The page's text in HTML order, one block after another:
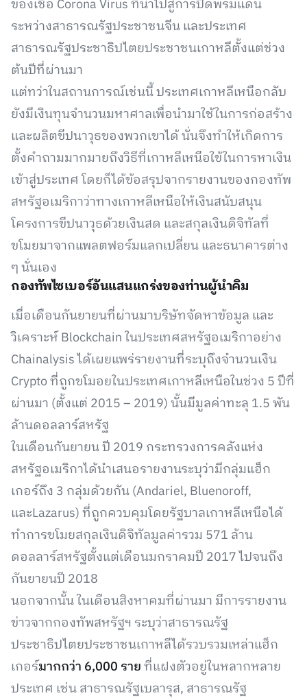
ของเชื้อ Corona Virus ที่นำไปสู่การปิดพรมแดน
ระหว่างสาธารณรัฐประชาชนจีน และประเทศ
สาธารณรัฐประชาธิปไตยประชาชนเกาหลีตั้งแต่ช่วง
ต้นปีที่ผ่านมา
แต่ทว่าในสถานการณ์เช่นนี้ ประเทศเกาหลีเหนือกลับ
ยังมีเงินทุนจำนวนมหาศาลเพื่อนำมาใช้ในการก่อสร้าง
และผลิตขีปนาวุธของพวกเขาได้ นั่นจึงทำให้เกิดการ
ตั้งคำถามมากมายถึงวิธีที่เกาหลีเหนือใข้ในการหาเงิน
เข้าสู่ประเทศ โดยก็ได้ข้อสรุปจากรายงานของกองทัพ
สหรัฐอเมริกาว่าทางเกาหลีเหนือให้เงินสนับสนุน
โครงการขีปนาวุธด้วยเงินสด และสกุลเงินดิจิทัลที่
ขโมยมาจากแพลตฟอร์มแลกเปลี่ยน และธนาคารต่าง
ๆ นั่นเอง
กองทัพไซเบอร์อันแสนแกร่งของท่านผู้นำคิม
เมื่อเดือนกันยายนที่ผ่านมาบริษัทจัดหาข้อมูล และ
วิเคราะห์ Blockchain ในประเทศสหรัฐอเมริกาอย่าง
Chainalysis ได้เผยแพร่รายงานที่ระบุถึงจำนวนเงิน
Crypto ที่ถูกขโมอยในประเทศเกาหลีเหนือในช่วง 5 ปีที่
ผ่านมา (ตั้งแต่ 2015 – 2019) นั้นมีมูลค่าทะลุ 1.5 พัน
ล้านดอลลาร์สหรัฐ
ในเดือนกันยายน ปี 2019 กระทรวงการคลังแห่ง
สหรัฐอเมริกาได้นำเสนอรายงานระบุว่ามีกลุ่มแฮ็ก
เกอร์ถึง 3 กลุ่มด้วยกัน (Andariel, Bluenoroff,
และLazarus) ที่ถูกควบคุมโดยรัฐบาลเกาหลีเหนือได้
ทำการขโมยสกุลเงินดิจิทัลมูลค่ารวม 571 ล้าน
ดอลลาร์สหรัฐตั้งแต่เดือนมกราคมปี 2017 ไปจนถึง
กันยายนปี 2018
นอกจากนั้น ในเดือนสิงหาคมที่ผ่านมา มีการรายงาน
ข่าวจากกองทัพสหรัฐฯ ระบุว่าสาธารณรัฐ
ประชาธิปไตยประชาชนเกาหลีได้รวบรวมเหล่าแฮ็ก
เกอร์มากกว่า 6,000 รายที่แฝงตัวอยู่ในหลากหลาย
ประเทศ เช่น สาธารณรัฐเบลารุส, สาธารณรัฐ